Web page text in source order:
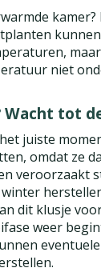
kamer?
niet
Wacht tot
juiste
omdat ze
veroorzaakt
dit klusje
weer